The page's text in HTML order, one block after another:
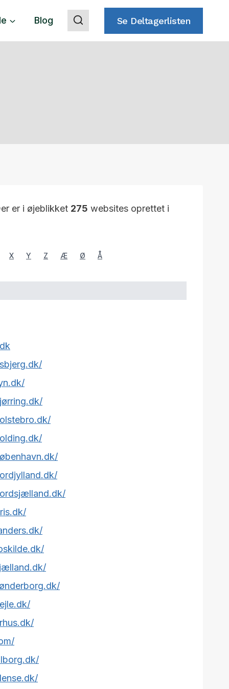
Blog Se Deltagerlisten
er i øjeblikket 275 websites oprettet i
X Y Z Æ Ø Å